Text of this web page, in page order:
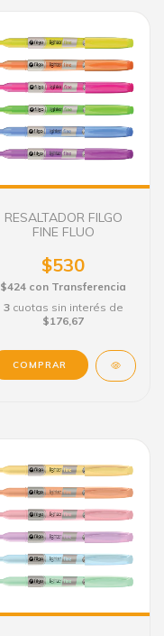
RESALTADOR FILGO
FINE FLUO
$530
$424 con Transferencia
3 cuotas sin interés de
$176,67
COMPRAR